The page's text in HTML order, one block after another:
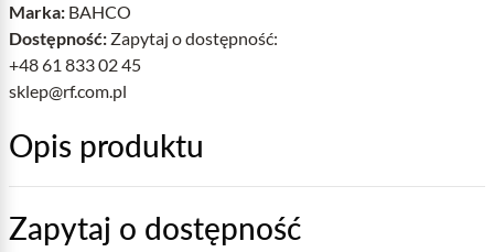
Marka: BAHCO
Dostępność: Zapytaj o dostępność:
+48 61 833 02 45
sklep@rf.com.pl
Opis produktu
Zapytaj o dostępność